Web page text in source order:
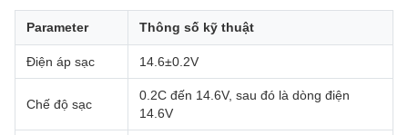
Parameter Thông số kỹ thuật
Điện áp sạc 14.6±0.2V
Chế độ sạc
0.2C đến 14.6V, sau đó là dòng điện
14.6V